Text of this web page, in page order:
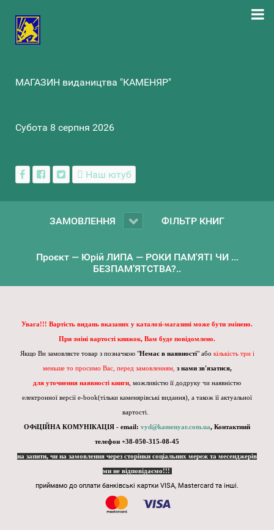
МАГАЗИН видаництва "КАМЕНЯР"
Субота 8 серпня 2026
Наш ютуб
ЗАМОВЛЕННЯ ФІЛЬТР КНИГ
Проєкт — Юрій ЛИПА — РОКИ ПАМ'ЯТІ ЧИ ...
БЕЗПАМ’ЯТСТВА?..
Увага!!! Вартість видань вказаних у каталозі-магазині може бути змінено.
При зміні вартості книжок, Вам буде повідомлено.
Якщо Ви замовляєте товар з позначкою "Немає в наявності" або кількість три і
меньше то просимо Вас, перед замовленням, з нами зв'язатися,
для уточнення наявності книги , можливістю її додруку чи наявністю
електронної версії e-book(тільки каменярівські видання), а також її актуальної
вартості.
ОФіЦІЙНА КОМУНІКАЦІЯ - email: vyd@kamenyar.com.ua, Контактний
телефон +38-050-315-08-45
на запити, чи на замовлення через сторінки соціальних мереж та месенджерів
ми не відповідаємо!!!
приймамо до оплати банківські картки VISA, Mastercard та інші.